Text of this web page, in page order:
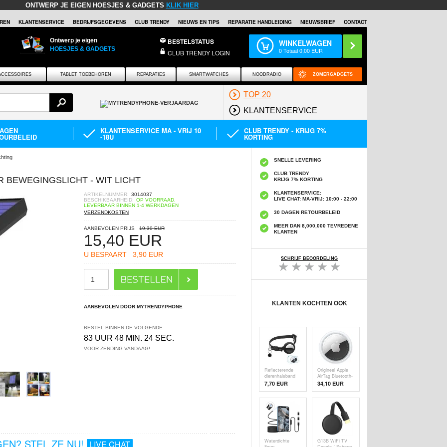
ONTWERP JE EIGEN HOESJES & GADGETS KLIK HIER
KLANTENSERVICE BEDRIJFSGEGEVENS CLUB TRENDY NIEUWS EN TIPS REPARATIE HANDLEIDING NIEUWSBRIEF CONTACT
Ontwerp je eigen
HOESJES & GADGETS
BESTELSTATUS
CLUB TRENDY LOGIN
WINKELWAGEN
0Totaal0,00 EUR
TABLET TOEBEHOREN REPARATIES SMARTWATCHES NOODRADIO ZOMERGADGETS
TOP 20
KLANTENSERVICE
KLANTENSERVICE MA - VRIJ 10
-18U
CLUB TRENDY - KRIJG 7%
KORTING
BEWEGINGSLICHT - WIT LICHT
ARTIKELNUMMER: 3014037
BESCHIKBAARHEID: OP VOORRAAD.
LEVERBAAR BINNEN 1-4 WERKDAGEN
VERZENDKOSTEN
AANBEVOLEN PRIJS 19,30 EUR
15,40 EUR
U BESPAART 3,90 EUR
AANBEVOLEN DOOR MYTRENDYPHONE
BESTEL BINNEN DE VOLGENDE
83 UUR 48 MIN. 23 SEC.
VOOR ZENDING VANDAAG!
STEL ZE NU! LIVE CHAT
SNELLE LEVERING
CLUB TRENDY
KRIJG 7% KORTING
KLANTENSERVICE:
LIVE CHAT: MA-VRIJ: 10:00 - 22:00
30 DAGEN RETOURBELEID
MEER DAN 8,000,000 TEVREDENE
KLANTEN
SCHRIJF BEOORDELING
KLANTEN KOCHTEN OOK
Reflecterende
dierenhalsband
met bel, siliconen
hoesje en
beschermfolie
voor AirTag 1/2 -
Zwart
7,70 EUR
Origineel Apple
AirTag Bluetooth-
tracker
MX532ZM/A
34,10 EUR
Waterdichte
G13B WiFi TV